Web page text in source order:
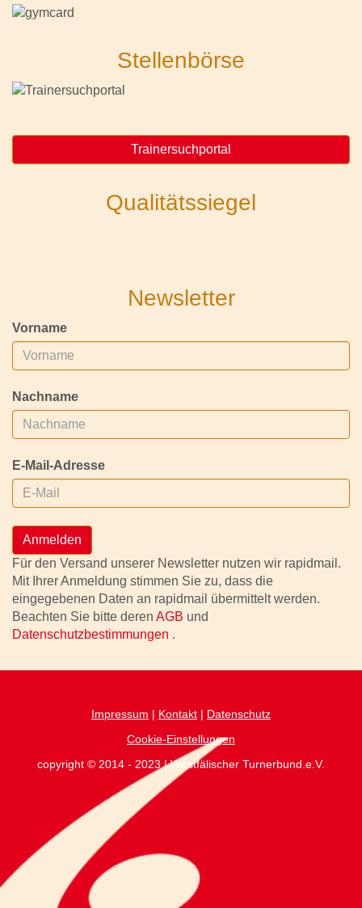
Stellenbörse
Trainersuchportal
Qualitätssiegel
Newsletter
Vorname
Nachname
E-Mail-Adresse
Anmelden
Für den Versand unserer Newsletter nutzen wir rapidmail.
Mit Ihrer Anmeldung stimmen Sie zu, dass die
eingegebenen Daten an rapidmail übermittelt werden.
Beachten Sie bitte deren AGB und
Datenschutzbestimmungen .
Impressum | Kontakt | Datenschutz
Cookie-Einstellungen
copyright © 2014 - 2023 | Westfälischer Turnerbund.e.V.